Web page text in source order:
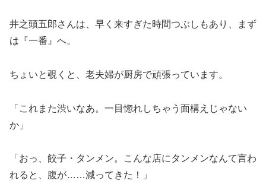
井之頭五郎さんは、早く来すぎた時間つぶしもあり、まず
は『一番』へ。
ちょいと覗くと、老夫婦が厨房で頑張っています。
「これまた渋いなあ。一目惚れしちゃう面構えじゃない
か」
「おっ、餃子・タンメン。こんな店にタンメンなんて言わ
れると、腹が……減ってきた！」